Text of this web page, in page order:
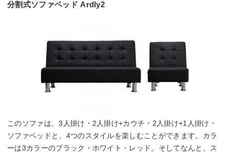
分割式ソファベッド Ardly2
このソファは、3人掛け・2人掛け+カウチ・2人掛け+1人掛け・
ソファベッドと、4つのスタイルを楽しむことができます。カラ
ーは3カラーのブラック・ホワイト・レッド。そしてなんと、ス